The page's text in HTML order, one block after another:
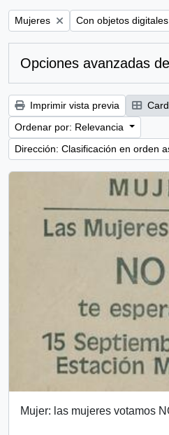
Remove filter:
Mujeres Remove filter:
Con objetos digitales
Opciones avanzadas
Imprimir vista previa
Ordenar por: Relevancia
Dirección: Clasificación en orden
Mujer: las mujeres votamos